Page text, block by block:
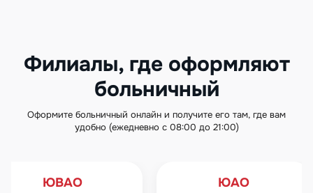
Филиалы, где оформляют
больничный
Оформите больничный онлайн и получите его там, где вам
удобно (ежедневно с 08:00 до 21:00)
ЮВАО ЮАО